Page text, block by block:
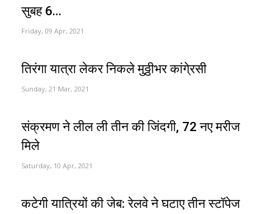
सुबह 6...
Friday, 09 Apr, 2021
तिरंगा यात्रा लेकर निकले मुठ्ठीभर कांगे्रसी
Sunday, 21 Mar, 2021
संक्रमण ने लील ली तीन की जिंदगी, 72 नए मरीज
मिले
Saturday, 10 Apr, 2021
कटेगी यात्रियों की जेब: रेलवे ने घटाए तीन स्टॉपेज